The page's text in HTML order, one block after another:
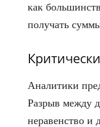
как
получать
Аналитики
Разрыв между
неравенство и